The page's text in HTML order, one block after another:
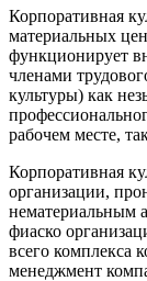
Корпоративная
материальных
функционирует
членами
культуры) как
рабочем месте,
Корпоративная
организации,
нематериальным
фиаско
всего комплекса
менеджмент